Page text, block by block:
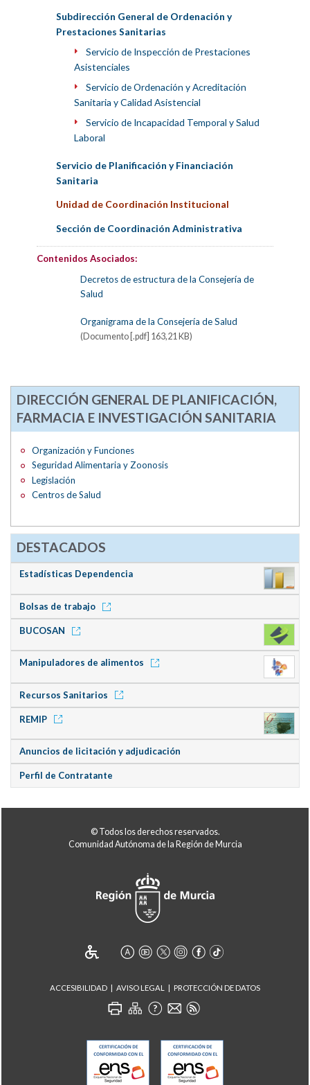
Subdirección General de Ordenación y
Prestaciones Sanitarias
Servicio de Inspección de Prestaciones
Asistenciales
Servicio de Ordenación y Acreditación
Sanitaria y Calidad Asistencial
Servicio de Incapacidad Temporal y Salud
Laboral
Servicio de Planificación y Financiación
Sanitaria
Unidad de Coordinación Institucional
Sección de Coordinación Administrativa
Contenidos Asociados:
Decretos de estructura de la Consejería de
Salud
Organigrama de la Consejería de Salud
(Documento [.pdf] 163,21 KB)
DIRECCIÓN GENERAL DE PLANIFICACIÓN,
FARMACIA E INVESTIGACIÓN SANITARIA
Organización y Funciones
Seguridad Alimentaria y Zoonosis
Legislación
Centros de Salud
DESTACADOS
Estadísticas Dependencia
Bolsas de trabajo
BUCOSAN
Manipuladores de alimentos
Recursos Sanitarios
REMIP
Anuncios de licitación y adjudicación
Perfil de Contratante
© Todos los derechos reservados.
Comunidad Autónoma de la Región de Murcia
ACCESIBILIDAD AVISO LEGAL PROTECCIÓN DE DATOS